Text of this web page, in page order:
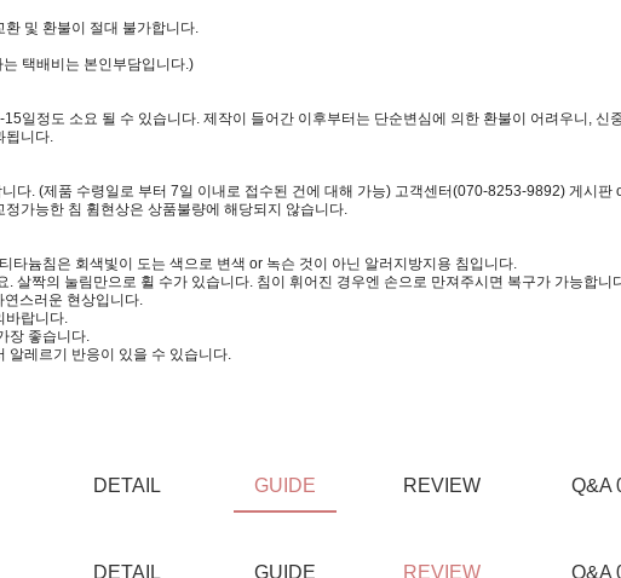
및 환불이 절대 불가합니다.
택배비는 본인부담입니다.)
일정도 소요 될 수 있습니다. 제작이 들어간 이후부터는 단순변심에 의한 환불이 어려우니,
됩니다.
다. (제품 수령일로 부터 7일 이내로 접수된 건에 대해 가능) 고객센터(070-8253-9892) 게시판
가능한 침 휨현상은 상품불량에 해당되지 않습니다.
타늄침은 회색빛이 도는 색으로 변색 or 녹슨 것이 아닌 알러지방지용 침입니다.
살짝의 눌림만으로 휠 수가 있습니다. 침이 휘어진 경우엔 손으로 만져주시면 복구가 가능합니
스러운 현상입니다.
바랍니다.
장 좋습니다.
알레르기 반응이 있을 수 있습니다.
DETAIL GUIDE REVIEW Q&A
DETAIL GUIDE REVIEW Q&A